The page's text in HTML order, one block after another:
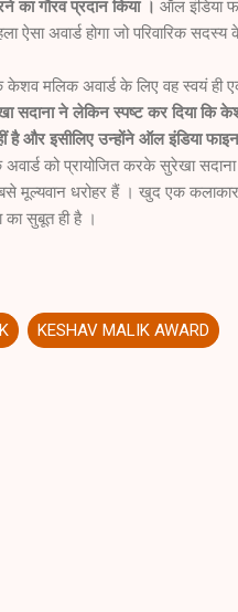
का गौरव प्रदान किया । ऑल इंडिया
ऐसा अवार्ड होगा जो परिवारिक सदस्य
केशव मलिक अवार्ड के लिए वह स्वयं ही
सदाना ने लेकिन स्पष्ट कर दिया कि
है और इसीलिए उन्होंने ऑल इंडिया
को प्रायोजित करके सुरेखा
मूल्यवान धरोहर हैं । खुद एक
का सुबूत ही है ।
KESHAV MALIK AWARD